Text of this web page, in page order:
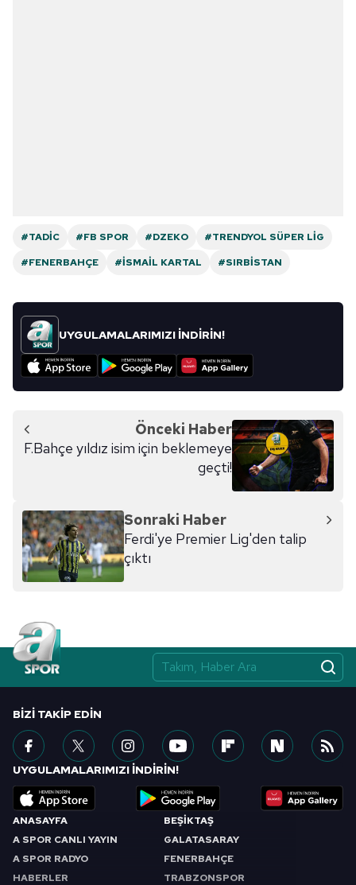
#TADIC #FB SPOR #DZEKO
#TRENDYOL SÜPER LIG
#FENERBAHÇE
#İSMAIL KARTAL #SIRBISTAN
UYGULAMALARIMIZI İNDİRİN!
Önceki Haber
F.Bahçe yıldız isim için beklemeye
geçti!
Sonraki Haber
Ferdi'ye Premier Lig'den talip
çıktı
ANASAYFA
A SPOR CANLI YAYIN
A SPOR RADYO
HABERLER
BEŞİKTAŞ
GALATASARAY
FENERBAHÇE
TRABZONSPOR
BIZI TAKIP EDIN
UYGULAMALARIMIZI İNDİRİN!